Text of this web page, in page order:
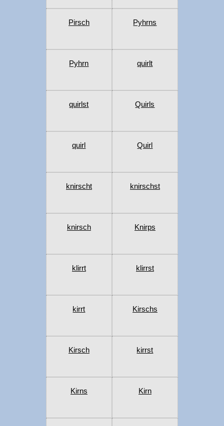
Pirsch Pyhrns
Pyhrn quirlt
quirlst Quirls
quirl Quirl
knirscht knirschst
knirsch Knirps
klirrt klirrst
kirrt Kirschs
Kirsch kirrst
Kirns Kirn